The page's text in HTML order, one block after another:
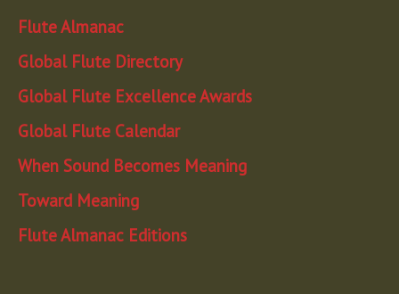
Flute Almanac
Global Flute Directory
Global Flute Excellence Awards
Global Flute Calendar
When Sound Becomes Meaning
Toward Meaning
Flute Almanac Editions